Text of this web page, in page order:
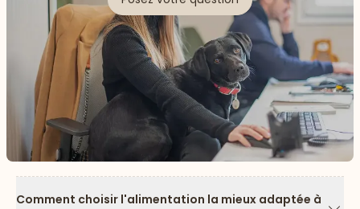
Comment choisir l'alimentation la mieux adaptée à